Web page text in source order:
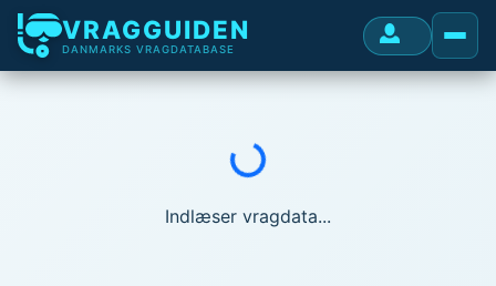
VRAGGUIDEN
DANMARKS VRAGDATABASE
Indlæser...
Indlæser vragdata...